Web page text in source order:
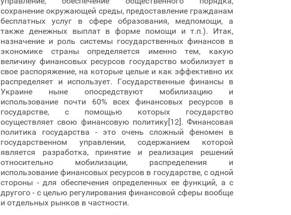
сохранение окружающей среды, предоставление гражданам
бесплатных услуг в сфере образования, медпомощи, а
также денежных выплат в форме помощи и т.п.). Итак,
назначение и роль системы государственных финансов в
экономике страны определяется именно тем, какую
величину финансовых ресурсов государство мобилизует в
свое распоряжение, на которые целые и как эффективно их
распределяет и использует. Государственные финансы в
Украине ныне опосредствуют мобилизацию и
использование почти 60% всех финансовых ресурсов в
государстве, с помощью которых государство
осуществляет свою финансовую политику[12]. Финансовая
политика государства - это очень сложный феномен в
государственном управлении, содержанием которой
является разработка, принятие и реализация решений
относительно мобилизации, распределения и
использование финансовых ресурсов в государстве, с одной
стороны - для обеспечения определенных ее функций, а с
другого - с целью регулирования финансовой сферы вообще
и отдельных рынков в частности.